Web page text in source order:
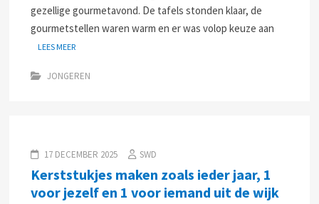
gezellige gourmetavond. De tafels stonden klaar, de
gourmetstellen waren warm en er was volop keuze aan
LEES MEER
JONGEREN
17 DECEMBER 2025 SWD
Kerststukjes maken zoals ieder jaar, 1
voor jezelf en 1 voor iemand uit de wijk